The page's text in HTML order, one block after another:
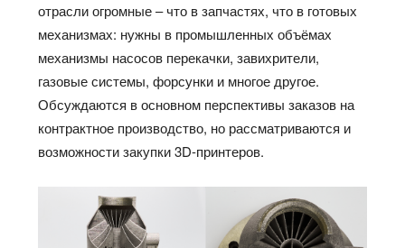
отрасли огромные – что в запчастях, что в готовых
механизмах: нужны в промышленных объёмах
механизмы насосов перекачки, завихрители,
газовые системы, форсунки и многое другое.
Обсуждаются в основном перспективы заказов на
контрактное производство, но рассматриваются и
возможности закупки 3D-принтеров.